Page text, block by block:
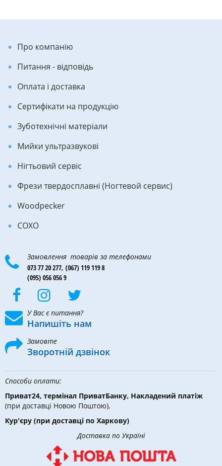
Про компанію
Питання - відповідь
Оплата і доставка
Сертифікати на продукцію
Зуботехнічні матеріали
Мийки ультразвукові
Нігтьовий сервіс
Фрези твердосплавні (Ногтевой сервис)
Woodpecker
COXO
Замовлення товарів за телефонами
073 77 20 277, (067) 119 119 8
(095) 056 056 9
У Вас є питання?
Напишіть нам
Замовте
Зворотній дзвінок
Способи оплати:
Приват24, термінал ПриватБанку, Накладений платіж
(при доставці Новою Поштою),
Кур'єру (при доставці по Харкову)
Доставка по Україні